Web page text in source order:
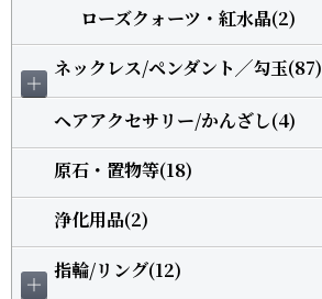
ローズクォーツ・紅水晶(2)
＋
ネックレス/ペンダント╱勾玉(87)
ヘアアクセサリー/かんざし(4)
原石・置物等(18)
浄化用品(2)
＋
指輪/リング(12)